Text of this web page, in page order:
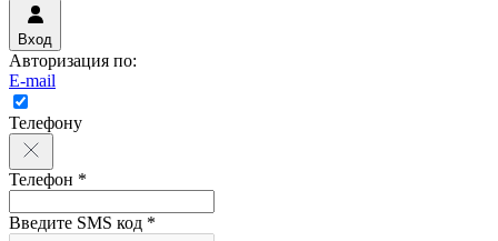
Вход
Авторизация по:
E-mail
Телефону
Телефон *
Введите SMS код *